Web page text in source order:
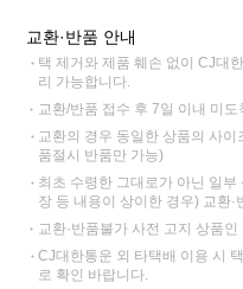
교환·반품 안내
택 제거와 제품 훼손 없이 CJ대
리 가능합니다.
교환/반품 접수 후 7일 이내 미
교환의 경우 동일한 상품의 사
품절시 반품만 가능)
최초 수령한 그대로가 아닌 일
장 등 내용이 상이한 경우) 교환·
교환·반품불가 사전 고지 상품
CJ대한통운 외 타택배 이용 시
로 확인 바랍니다.